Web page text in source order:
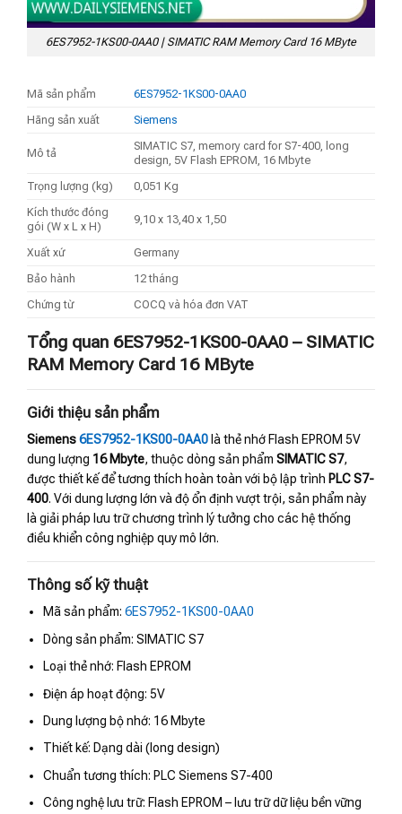
6ES7952-1KS00-0AA0 | SIMATIC RAM Memory Card 16 MByte
Mã sản phẩm
6ES7952-1KS00-0AA0
Hãng sản xuất
Siemens
Mô tả
SIMATIC S7, memory card for S7-400, long
design, 5V Flash EPROM, 16 Mbyte
Trọng lượng (kg)
0,051 Kg
Kích thước đóng
gói (W x L x H)
9,10 x 13,40 x 1,50
Xuất xứ
Germany
Bảo hành
12 tháng
Chứng từ
COCQ và hóa đơn VAT
Tổng quan 6ES7952-1KS00-0AA0 – SIMATIC
RAM Memory Card 16 MByte
Giới thiệu sản phẩm
Siemens6ES7952-1KS00-0AA0 là thẻ nhớ Flash EPROM 5V
dung lượng 16 Mbyte, thuộc dòng sản phẩm SIMATIC S7,
được thiết kế để tương thích hoàn toàn với bộ lập trình PLC S7-
400. Với dung lượng lớn và độ ổn định vượt trội, sản phẩm này
là giải pháp lưu trữ chương trình lý tưởng cho các hệ thống
điều khiển công nghiệp quy mô lớn.
Thông số kỹ thuật
Mã sản phẩm:6ES7952-1KS00-0AA0
Dòng sản phẩm: SIMATIC S7
Loại thẻ nhớ: Flash EPROM
Điện áp hoạt động: 5V
Dung lượng bộ nhớ: 16 Mbyte
Thiết kế: Dạng dài (long design)
Chuẩn tương thích: PLC Siemens S7-400
Công nghệ lưu trữ: Flash EPROM – lưu trữ dữ liệu bền vững